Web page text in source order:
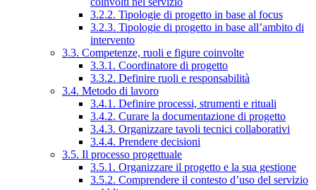
3.2.2. Tipologie di progetto in base al focus
3.2.3. Tipologie di progetto in base all’ambito di
intervento
3.3. Competenze, ruoli e figure coinvolte
3.3.1. Coordinatore di progetto
3.3.2. Definire ruoli e responsabilità
3.4. Metodo di lavoro
3.4.1. Definire processi, strumenti e rituali
3.4.2. Curare la documentazione di progetto
3.4.3. Organizzare tavoli tecnici collaborativi
3.4.4. Prendere decisioni
3.5. Il processo progettuale
3.5.1. Organizzare il progetto e la sua gestione
3.5.2. Comprendere il contesto d’uso del servizio